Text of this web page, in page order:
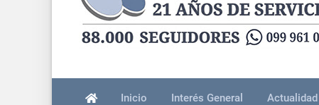
Inicio Interés General Actualidad